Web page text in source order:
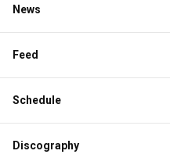
News
Feed
Schedule
Discography